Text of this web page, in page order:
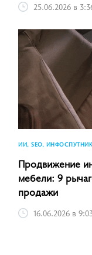
25.06.2026 в
ИИ, SEO,
Продвижение
мебели: 9
продажи
16.06.2026 в